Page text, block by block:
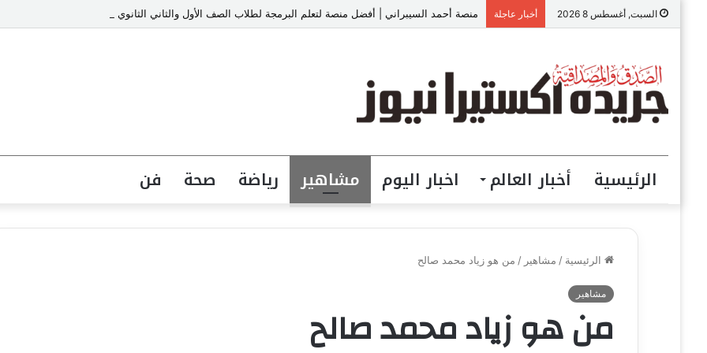
السبت, أغسطس 8 2026 أخبار عاجلة منصة أحمد السيبراني | أفضل منصة لتعلم البرمجة لطلاب الصف الأول والثاني الثانوي والبكالوريا
الرئيسية أخبار العالم اخبار اليوم مشاهير رياضة صحة فن
الرئيسية / مشاهير / من هو زياد محمد صالح
مشاهير
من هو زياد محمد صالح